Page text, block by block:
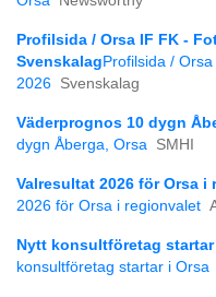
Profilsida / Orsa IF FK -
Svenskalag Profilsida /
2026 Svenskalag
Väderprognos 10 dygn
dygn Åberga, Orsa SMHI
Valresultat 2026 för Orsa
2026 för Orsa i regionvalet
Nytt konsultföretag
konsultföretag startar i Orsa